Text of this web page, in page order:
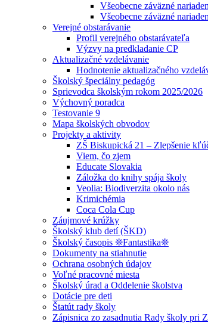
Všeobecne záväzné
Všeobecne záväzné
Verejné obstarávanie
Profil verejného obstarávateľa
Výzvy na predkladanie CP
Aktualizačné vzdelávanie
Hodnotenie aktualizačného
Školský špeciálny pedagóg
Sprievodca školským rokom 2025/2026
Výchovný poradca
Testovanie 9
Mapa školských obvodov
Projekty a aktivity
ZŠ Biskupická 21 – Zlepšenie
Viem, čo zjem
Educate Slovakia
Záložka do knihy spája školy
Veolia: Biodiverzita okolo nás
Krimichémia
Coca Cola Cup
Záujmové krúžky
Školský klub detí (ŠKD)
Školský časopis ❊Fantastika❊
Dokumenty na stiahnutie
Ochrana osobných údajov
Voľné pracovné miesta
Školský úrad a Oddelenie školstva
Dotácie pre deti
Štatút rady školy
Zápisnica zo zasadnutia Rady školy pri